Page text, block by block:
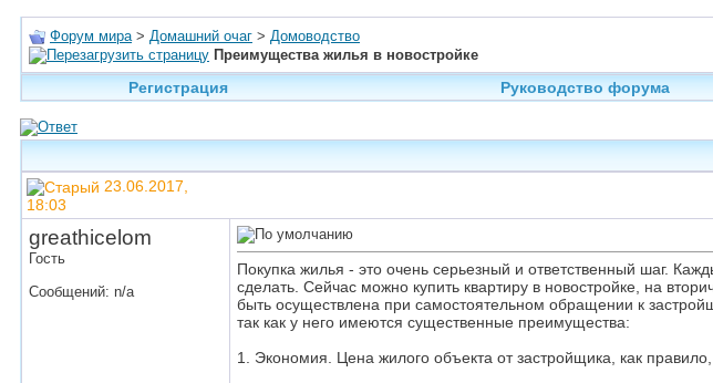
Форум мира > Домашний очаг > Домоводство
Преимущества жилья в новостройке
Регистрация Руководство форума
23.06.2017,
18:03
greathicelom
Гость
Сообщений: n/a
Покупка жилья - это очень серьезный и ответственный шаг.
сделать. Сейчас можно купить квартиру в новостройке, на
быть осуществлена при самостоятельном обращении к
так как у него имеются существенные преимущества:
1. Экономия. Цена жилого объекта от застройщика, как